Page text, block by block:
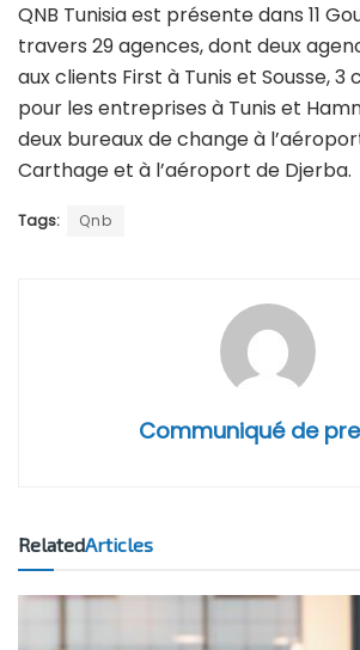
QNB Tunisia est présente dans 11
travers 29 agences, dont deux
aux clients First à Tunis et Sousse, 3
pour les entreprises à Tunis et
deux bureaux de change à
Carthage et à l’aéroport de Djerba.
Tags: Qnb
Communiqué de
RelatedArticles